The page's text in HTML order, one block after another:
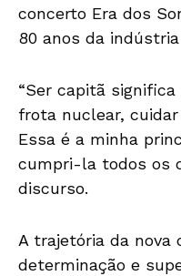
concerto Era dos
80 anos da
“Ser capitã
frota nuclear,
Essa é a minha
cumpri-la todos os
discurso.
A trajetória da nova
determinação e